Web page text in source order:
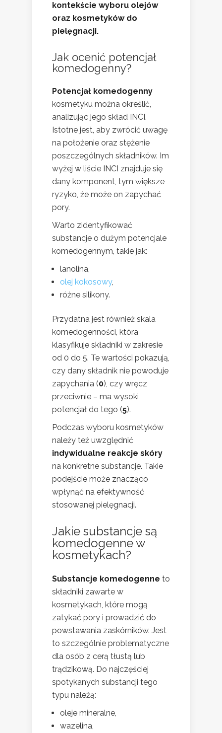
kontekście wyboru olejów
oraz kosmetyków do
pielęgnacji.
Jak ocenić potencjał
komedogenny?
Potencjał komedogenny
kosmetyku można określić,
analizując jego skład INCI.
Istotne jest, aby zwrócić uwagę
na położenie oraz stężenie
poszczególnych składników. Im
wyżej w liście INCI znajduje się
dany komponent, tym większe
ryzyko, że może on zapychać
pory.
Warto zidentyfikować
substancje o dużym potencjale
komedogennym, takie jak:
lanolina,
olej kokosowy,
różne silikony.
Przydatna jest również skala
komedogenności, która
klasyfikuje składniki w zakresie
od 0 do 5. Te wartości pokazują,
czy dany składnik nie powoduje
zapychania (0), czy wręcz
przeciwnie – ma wysoki
potencjał do tego (5).
Podczas wyboru kosmetyków
należy też uwzględnić
indywidualne reakcje skóry
na konkretne substancje. Takie
podejście może znacząco
wpłynąć na efektywność
stosowanej pielęgnacji.
Jakie substancje są
komedogenne w
kosmetykach?
Substancje komedogenne to
składniki zawarte w
kosmetykach, które mogą
zatykać pory i prowadzić do
powstawania zaskórników. Jest
to szczególnie problematyczne
dla osób z cerą tłustą lub
trądzikową. Do najczęściej
spotykanych substancji tego
typu należą:
oleje mineralne,
wazelina,